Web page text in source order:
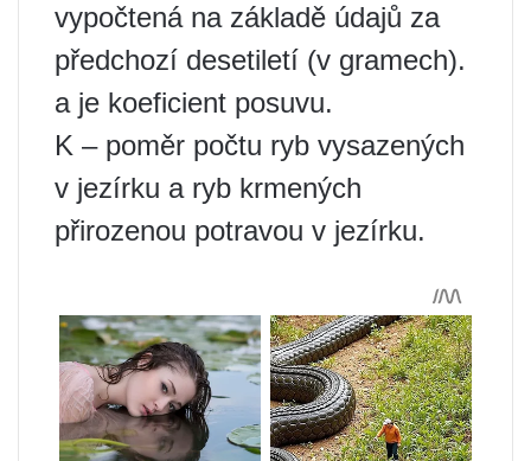
vypočtená na základě údajů za
předchozí desetiletí (v gramech).
a je koeficient posuvu.
K – poměr počtu ryb vysazených
v jezírku a ryb krmených
přirozenou potravou v jezírku.